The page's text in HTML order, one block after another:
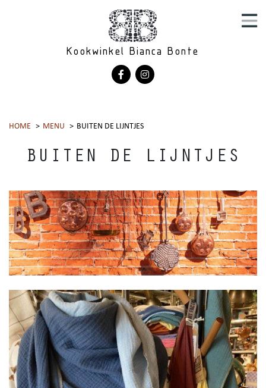
Kookwinkel Bianca Bonte
HOME MENU BUITEN DE LIJNTJES
BUITEN DE LIJNTJES